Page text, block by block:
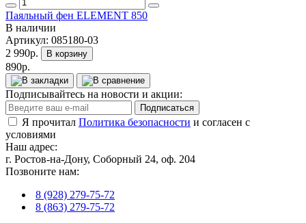
Паяльный фен ELEMENT 850
В наличии
Артикул: 085180-03
2 990р.
В корзину
890р.
Подписывайтесь на новости и акции:
Подписаться
Я прочитал Политика безопасности и согласен с
условиями
Наш адрес:
г. Ростов-на-Дону, Соборный 24, оф. 204
Позвоните нам:
8 (928) 279-75-72
8 (863) 279-75-72